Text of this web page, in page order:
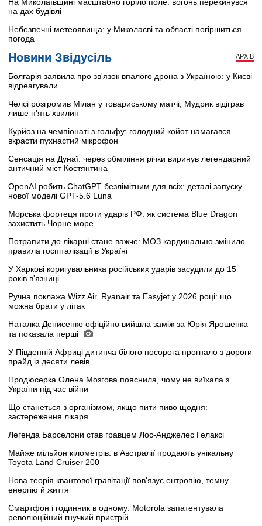
на дах будівлі
Небезпечні метеоявища: у Миколаєві та області погіршиться
погода
Новини Звідусіль АРХІВ
Болгарія заявила про зв'язок впалого дрона з Україною: у Києві
відреагували
Челсі розгромив Мілан у товариському матчі, Мудрик відіграв
лише п'ять хвилин
Курйоз на чемпіонаті з гольфу: голодний койот намагався
вкрасти пухнастий мікрофон
Сенсація на Дунаї: через обміління річки виринув легендарний
античний міст Костянтина
OpenAI робить ChatGPT безлімітним для всіх: деталі запуску
нової моделі GPT-5.6 Luna
Морська фортеця проти ударів РФ: як система Blue Dragon
захистить Чорне море
Потрапити до лікарні стане важче: МОЗ кардинально змінило
правила госпіталізації в Україні
У Харкові коригувальника російських ударів засудили до 15
років в'язниці
Ручна поклажа Wizz Air, Ryanair та Easyjet у 2026 році: що
можна брати у літак
Наталка Денисенко офіційно вийшла заміж за Юрія Ярошенка
та показала перші
У Південній Африці дитинча білого носорога прогнало з дороги
прайд із десяти левів
Продюсерка Олена Мозгова пояснила, чому не виїхала з
України під час війни
Що станеться з організмом, якщо пити пиво щодня:
застереження лікаря
Легенда Барселони став гравцем Лос-Анджелес Гелаксі
Майже мільйон кілометрів: в Австралії продають унікальну
Toyota Land Cruiser 200
Нова теорія квантової гравітації пов'язує ентропію, темну
енергію й життя
Смартфон і годинник в одному: Motorola запатентувала
революційний гнучкий пристрій